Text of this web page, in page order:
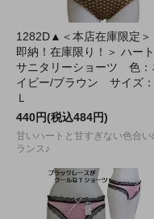
1282D▲＜本店在庫限定＞
即納！在庫限り！＞ ハー
サニタリーショーツ 色：
イビー/ブラウン サイズ
Ｌ
440円(税込484円)
甘いハートと甘すぎない色合い
ランス♪